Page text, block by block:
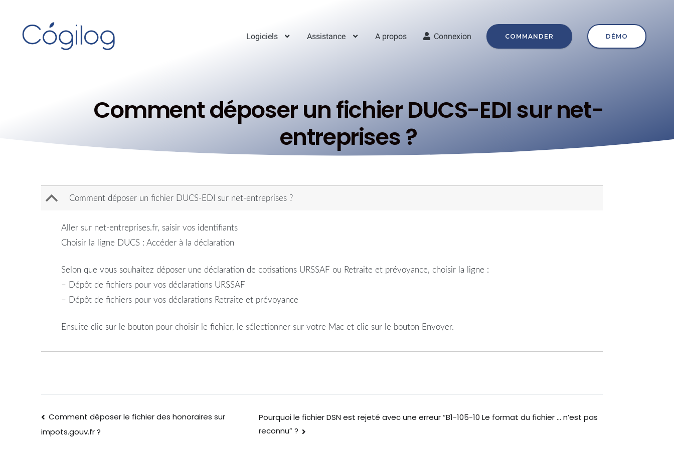
Logiciels Assistance A propos Connexion COMMANDER DÉMO
Comment déposer un fichier DUCS-EDI sur net-
entreprises ?
B Comment déposer un fichier DUCS-EDI sur net-entreprises ?
Aller sur net-entreprises.fr, saisir vos identifiants
Choisir la ligne DUCS : Accéder à la déclaration
Selon que vous souhaitez déposer une déclaration de cotisations URSSAF ou Retraite et prévoyance, choisir la ligne :
– Dépôt de fichiers pour vos déclarations URSSAF
– Dépôt de fichiers pour vos déclarations Retraite et prévoyance
Ensuite clic sur le bouton pour choisir le fichier, le sélectionner sur votre Mac et clic sur le bouton Envoyer.
Comment déposer le fichier des honoraires sur
impots.gouv.fr ?
Pourquoi le fichier DSN est rejeté avec une erreur “B1-105-10 Le format du fichier … n’est pas
reconnu” ?